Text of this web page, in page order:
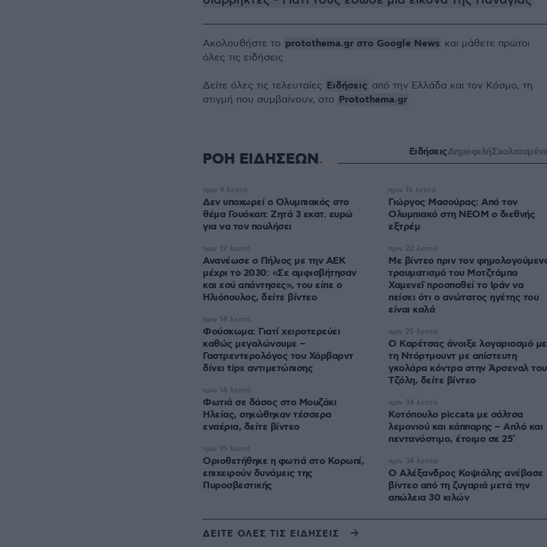
Ακολουθήστε το protothema.gr στο Google News και μάθετε πρώτοι
όλες τις ειδήσεις
Δείτε όλες τις τελευταίες Ειδήσεις από την Ελλάδα και τον Κόσμο, τη
στιγμή που συμβαίνουν, στο Protothema.gr
ΡΟΗ ΕΙΔΗΣΕΩΝ ΕιδήσειςΔημοφιλή
Δεν υποχωρεί ο Ολυμπιακός στο
θέμα Γουόκαπ: Ζητά 3 εκατ. ευρώ
για να τον πουλήσει
πριν 9 λεπτά
Ανανέωσε ο Πήλιος με την ΑΕΚ
μέχρι το 2030: «Σε αμφισβήτησαν
και εσύ απάντησες», του είπε ο
Ηλιόπουλος, δείτε βίντεο
πριν 12 λεπτά
Φούσκωμα: Γιατί χειροτερεύει
καθώς μεγαλώνουμε –
Γαστρεντερολόγος του Χάρβαρντ
δίνει tips αντιμετώπισης
πριν 14 λεπτά
Φωτιά σε δάσος στο Μουζάκι
Ηλείας, σηκώθηκαν τέσσερα
εναέρια, δείτε βίντεο
πριν 14 λεπτά
Οριοθετήθηκε η φωτιά στο Κορωπί,
επιχειρούν δυνάμεις της
Πυροσβεστικής
πριν 15 λεπτά
Γιώργος Μασούρας: Από τον
Ολυμπιακό στη ΝΕΟΜ ο διεθνής
εξτρέμ
πριν 15 λεπτά
Με βίντεο πριν τον
τραυματισμό του Μοτζτάμπα
Χαμενεΐ προσπαθεί το Ιράν να
πείσει ότι ο ανώτατος ηγέτης του
είναι καλά
πριν 22 λεπτά
Ο Καρέτσας άνοιξε λογαριασμό με
τη Ντόρτμουντ με απίστευτη
γκολάρα κόντρα στην Άρσεναλ του
Τζόλη, δείτε βίντεο
πριν 25 λεπτά
Κοτόπουλο piccata με σάλτσα
λεμονιού και κάππαρης – Απλό και
πεντανόστιμο, έτοιμο σε 25′
πριν 34 λεπτά
Ο Αλέξανδρος Κοψιάλης ανέβασε
βίντεο από τη ζυγαριά μετά την
απώλεια 30 κιλών
πριν 34 λεπτά
ΔΕΙΤΕ ΟΛΕΣ ΤΙΣ ΕΙΔΗΣΕΙΣ